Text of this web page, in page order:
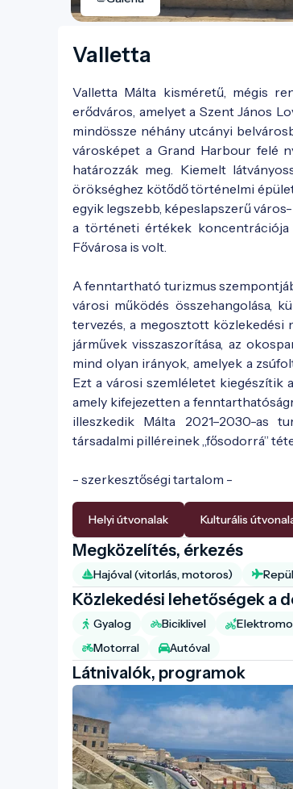
Valletta
Valletta Málta kisméretű, mégis
erődváros, amelyet a Szent János
mindössze néhány utcányi
városképet a Grand Harbour felé
határozzák meg. Kiemelt
örökséghez kötődő történelmi
egyik legszebb, képeslapszerű
a történeti értékek koncentrációja
Fővárosa is volt.
A fenntartható turizmus
városi működés összehangolása,
tervezés, a megosztott közlekedési
járművek visszaszorítása, az
mind olyan irányok, amelyek a
Ezt a városi szemléletet kiegészítik
amely kifejezetten a
illeszkedik Málta 2021–2030-as
társadalmi pilléreinek „fősodorrá”
- szerkesztőségi tartalom -
Helyi útvonalak Kulturális
Megközelítés, érkezés
Hajóval (vitorlás, motoros)
Közlekedési lehetőségek a
Gyalog Biciklivel
Motorral
Autóval
Látnivalók, programok